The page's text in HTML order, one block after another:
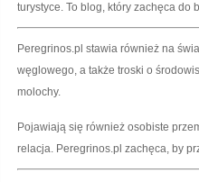
turystyce. To blog, który zachęca do
Peregrinos.pl stawia również na
węglowego, a także troski o
molochy.
Pojawiają się również osobiste
relacja. Peregrinos.pl zachęca, by